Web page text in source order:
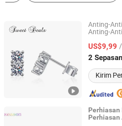
Anting-
Anting-
US$9,99
2
Kirim
Guangzhou Mimier Jewelry, Co,
Guangdong, China
Perhiasan
Perhiasan
Hongkong Season Jewelry Co.,